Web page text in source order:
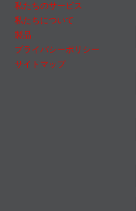
私たちのサービス
私たちについて
製品
プライバシーポリシー
サイトマップ